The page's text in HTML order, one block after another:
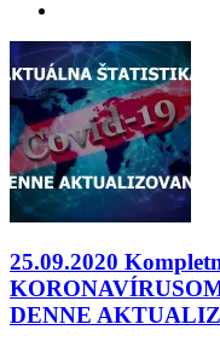
25.09.2020
DENNE